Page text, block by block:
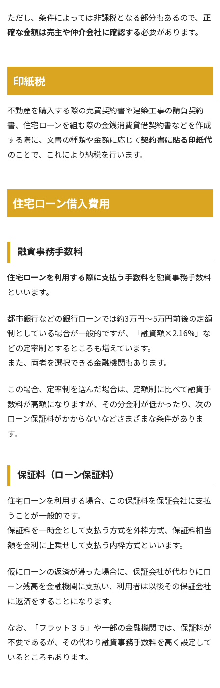
ただし、条件によっては非課税となる部分もあるので、 正
確な金額は売主や仲介会社に確認する必要があります。
印紙税
不動産を購入する際の売買契約書や建築工事の請負契約
書、住宅ローンを組む際の金銭消費貸借契約書などを作成
する際に、文書の種類や金額に応じて契約書に貼る印紙代
のことで、これにより納税を行います。
住宅ローン借入費用
融資事務手数料
住宅ローンを利用する際に支払う手数料を融資事務手数料
といいます。
都市銀行などの銀行ローンでは約3万円～5万円前後の定額
制としている場合が一般的ですが、「融資額×2.16%」な
どの定率制とするところも増えています。
また、両者を選択できる金融機関もあります。
この場合、定率制を選んだ場合は、定額制に比べて融資手
数料が高額になりますが、その分金利が低かったり、次の
ローン保証料がかからないなどさまざまな条件がありま
す。
保証料（ローン保証料）
住宅ローンを利用する場合、この保証料を保証会社に支払
うことが一般的です。
保証料を一時金として支払う方式を外枠方式、保証料相当
額を金利に上乗せして支払う内枠方式といいます。
仮にローンの返済が滞った場合に、保証会社が代わりにロ
ーン残高を金融機関に支払い、利用者は以後その保証会社
に返済をすることになります。
なお、「フラット３５」や一部の金融機関では、保証料が
不要であるが、その代わり融資事務手数料を高く設定して
いるところもあります。